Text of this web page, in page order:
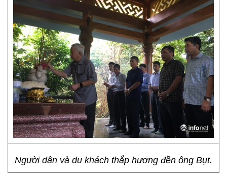
Người dân và du khách thắp hương đền ông Bụt.